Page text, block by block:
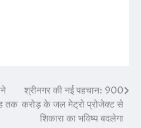
तक
श्रीनगर की नई पहचान: 900
करोड़ के जल मेट्रो प्रोजेक्ट से
शिकारा का भविष्य बदलेगा